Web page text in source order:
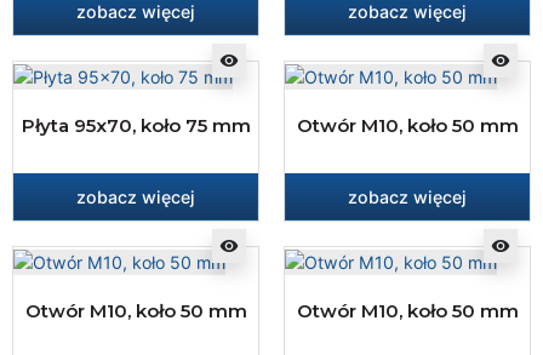
zobacz więcej zobacz więcej
visibility
Płyta 95x70, koło 75 mm
zobacz więcej
visibility
Otwór M10, koło 50 mm
zobacz więcej
visibility
Otwór M10, koło 50 mm
visibility
Otwór M10, koło 50 mm